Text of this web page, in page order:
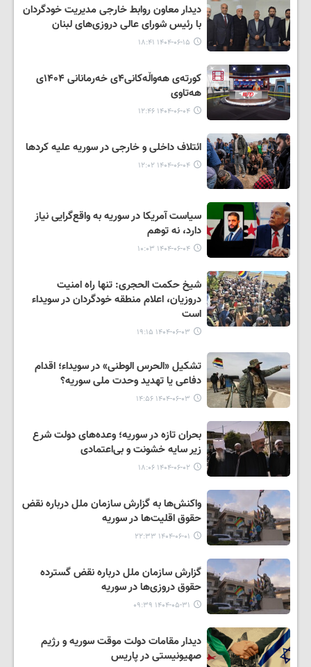
دیدار معاون روابط خارجی مدیریت خودگردان
با رئیس شورای عالی دروزی‌های لبنان
۱۴۰۴-۰۶-۱۵ ۱۸:۴۱
کورتەی هەواڵەکانی۴ی خەرمانانی ۱۴۰۴ی
هەتاوی
۱۴۰۴-۰۶-۰۴ ۱۲:۴۶
ائتلاف داخلی و خارجی در سوریه علیه کردها
۱۴۰۴-۰۶-۰۴ ۱۲:۰۲
سیاست آمریکا در سوریه به واقع‌گرایی نیاز
دارد، نه توهم
۱۴۰۴-۰۶-۰۴ ۱۰:۰۳
شیخ حکمت الحجری: تنها راه امنیت
دروزیان، اعلام منطقه خودگردان در سویداء
است
۱۴۰۴-۰۶-۰۳ ۱۹:۱۵
تشکیل «الحرس‌ الوطنی» در سویداء؛ اقدام
دفاعی یا تهدید وحدت ملی سوریه؟
۱۴۰۴-۰۶-۰۳ ۱۴:۵۶
بحران تازه در سوریه؛ وعده‌های دولت شرع
زیر سایه خشونت و بی‌اعتمادی
۱۴۰۴-۰۶-۰۲ ۱۸:۰۶
واکنش‌ها به گزارش سازمان ملل درباره نقض
حقوق اقلیت‌ها در سوریه
۱۴۰۴-۰۶-۰۱ ۲۲:۳۳
گزارش سازمان ملل درباره نقض گسترده
حقوق دروزی‌ها در سوریه
۱۴۰۴-۰۵-۳۱ ۰۹:۳۹
دیدار مقامات دولت موقت سوریه و رژیم
صهیونیستی در پاریس